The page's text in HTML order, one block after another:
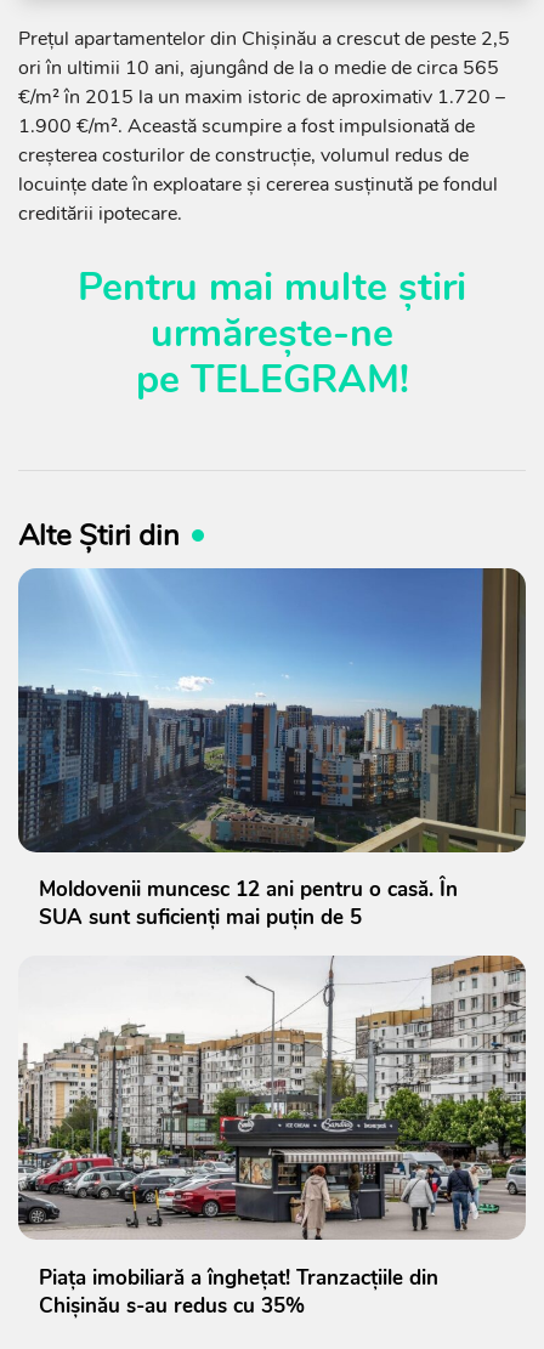
Prețul apartamentelor din Chișinău a crescut de peste 2,5
ori în ultimii 10 ani, ajungând de la o medie de circa 565
€/m² în 2015 la un maxim istoric de aproximativ 1.720 –
1.900 €/m². Această scumpire a fost impulsionată de
creșterea costurilor de construcție, volumul redus de
locuințe date în exploatare și cererea susținută pe fondul
creditării ipotecare.
Pentru mai multe știri
urmărește-ne
pe TELEGRAM!
Alte Știri din
Moldovenii muncesc 12 ani pentru o casă. În
SUA sunt suficienți mai puțin de 5
Piața imobiliară a înghețat! Tranzacțiile din
Chișinău s-au redus cu 35%